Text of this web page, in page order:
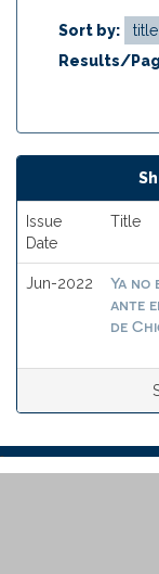
Sort by:
Results/
Issue
Date
Title
Jun-2022
Ya no
ante
de